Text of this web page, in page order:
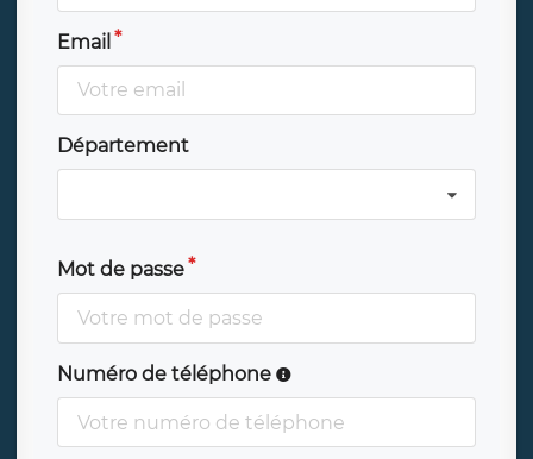
Email
Département
Mot de passe
Numéro de téléphone